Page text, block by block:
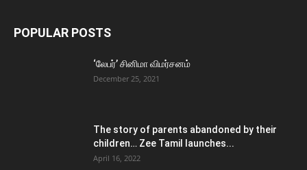
POPULAR POSTS
‘லேபர்’ சினிமா விமர்சனம்
December 25, 2021
The story of parents abandoned by their
children… Zee Tamil launches...
April 16, 2022